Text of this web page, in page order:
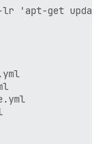
-lr 'apt-get